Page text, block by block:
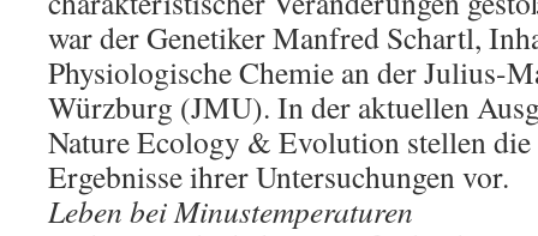
war der Genetiker Manfred Schartl,
Physiologische Chemie an der Julius-
Würzburg (JMU). In der aktuellen
Nature Ecology & Evolution stellen die
Ergebnisse ihrer Untersuchungen vor.
Leben bei Minustemperaturen